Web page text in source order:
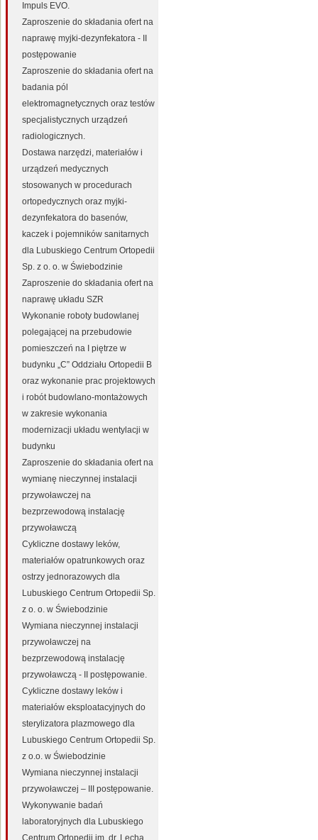
Impuls EVO.
Zaproszenie do składania ofert na
naprawę myjki-dezynfekatora - II
postępowanie
Zaproszenie do składania ofert na
badania pól
elektromagnetycznych oraz testów
specjalistycznych urządzeń
radiologicznych.
Dostawa narzędzi, materiałów i
urządzeń medycznych
stosowanych w procedurach
ortopedycznych oraz myjki-
dezynfekatora do basenów,
kaczek i pojemników sanitarnych
dla Lubuskiego Centrum Ortopedii
Sp. z o. o. w Świebodzinie
Zaproszenie do składania ofert na
naprawę układu SZR
Wykonanie roboty budowlanej
polegającej na przebudowie
pomieszczeń na I piętrze w
budynku „C” Oddziału Ortopedii B
oraz wykonanie prac projektowych
i robót budowlano-montażowych
w zakresie wykonania
modernizacji układu wentylacji w
budynku
Zaproszenie do składania ofert na
wymianę nieczynnej instalacji
przywoławczej na
bezprzewodową instalację
przywoławczą
Cykliczne dostawy leków,
materiałów opatrunkowych oraz
ostrzy jednorazowych dla
Lubuskiego Centrum Ortopedii Sp.
z o. o. w Świebodzinie
Wymiana nieczynnej instalacji
przywoławczej na
bezprzewodową instalację
przywoławczą - II postępowanie.
Cykliczne dostawy leków i
materiałów eksploatacyjnych do
sterylizatora plazmowego dla
Lubuskiego Centrum Ortopedii Sp.
z o.o. w Świebodzinie
Wymiana nieczynnej instalacji
przywoławczej – III postępowanie.
Wykonywanie badań
laboratoryjnych dla Lubuskiego
Centrum Ortopedii im. dr. Lecha